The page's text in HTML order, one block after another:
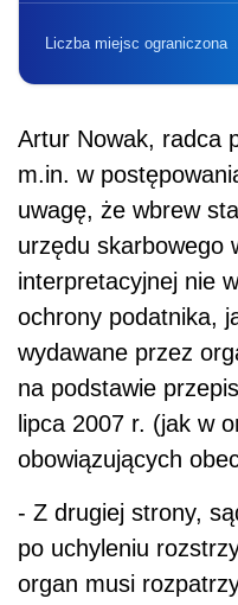
Liczba miejsc ograniczona
Artur Nowak, radca
m.in. w
uwagę, że wbrew
urzędu skarbowego
interpretacyjnej nie
ochrony podatnika,
wydawane przez
na podstawie
lipca 2007 r. (jak w
obowiązujących
- Z drugiej strony,
po uchyleniu
organ musi